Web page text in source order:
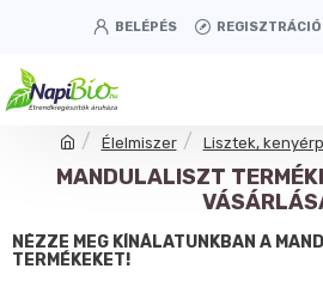
BELÉPÉS REGISZTRÁCIÓ
Élelmiszer Lisztek,
MANDULALISZT
NÉZZE MEG KÍNÁLATUNKBAN A
TERMÉKEKET!